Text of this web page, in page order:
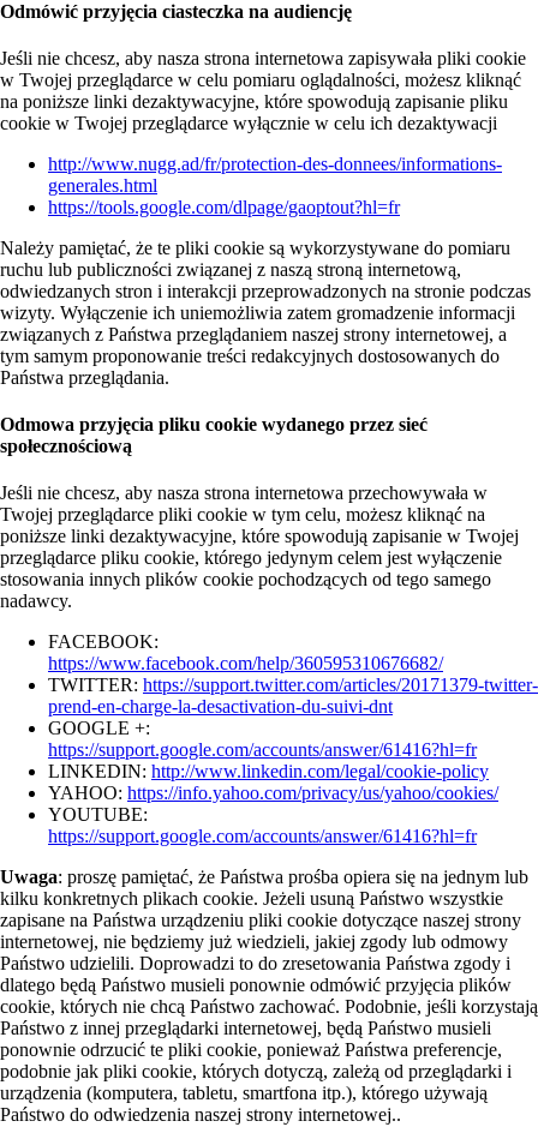
Odmówić przyjęcia ciasteczka na audiencję
Jeśli nie chcesz, aby nasza strona internetowa zapisywała pliki cookie
w Twojej przeglądarce w celu pomiaru oglądalności, możesz kliknąć
na poniższe linki dezaktywacyjne, które spowodują zapisanie pliku
cookie w Twojej przeglądarce wyłącznie w celu ich dezaktywacji
http://www.nugg.ad/fr/protection-des-donnees/informations-
generales.html
https://tools.google.com/dlpage/gaoptout?hl=fr
Należy pamiętać, że te pliki cookie są wykorzystywane do pomiaru
ruchu lub publiczności związanej z naszą stroną internetową,
odwiedzanych stron i interakcji przeprowadzonych na stronie podczas
wizyty. Wyłączenie ich uniemożliwia zatem gromadzenie informacji
związanych z Państwa przeglądaniem naszej strony internetowej, a
tym samym proponowanie treści redakcyjnych dostosowanych do
Państwa przeglądania.
Odmowa przyjęcia pliku cookie wydanego przez sieć
społecznościową
Jeśli nie chcesz, aby nasza strona internetowa przechowywała w
Twojej przeglądarce pliki cookie w tym celu, możesz kliknąć na
poniższe linki dezaktywacyjne, które spowodują zapisanie w Twojej
przeglądarce pliku cookie, którego jedynym celem jest wyłączenie
stosowania innych plików cookie pochodzących od tego samego
nadawcy.
FACEBOOK:
https://www.facebook.com/help/360595310676682/
TWITTER: https://support.twitter.com/articles/20171379-twitter-
prend-en-charge-la-desactivation-du-suivi-dnt
GOOGLE +:
https://support.google.com/accounts/answer/61416?hl=fr
LINKEDIN: http://www.linkedin.com/legal/cookie-policy
YAHOO: https://info.yahoo.com/privacy/us/yahoo/cookies/
YOUTUBE:
https://support.google.com/accounts/answer/61416?hl=fr
Uwaga: proszę pamiętać, że Państwa prośba opiera się na jednym lub
kilku konkretnych plikach cookie. Jeżeli usuną Państwo wszystkie
zapisane na Państwa urządzeniu pliki cookie dotyczące naszej strony
internetowej, nie będziemy już wiedzieli, jakiej zgody lub odmowy
Państwo udzielili. Doprowadzi to do zresetowania Państwa zgody i
dlatego będą Państwo musieli ponownie odmówić przyjęcia plików
cookie, których nie chcą Państwo zachować. Podobnie, jeśli korzystają
Państwo z innej przeglądarki internetowej, będą Państwo musieli
ponownie odrzucić te pliki cookie, ponieważ Państwa preferencje,
podobnie jak pliki cookie, których dotyczą, zależą od przeglądarki i
urządzenia (komputera, tabletu, smartfona itp.), którego używają
Państwo do odwiedzenia naszej strony internetowej..